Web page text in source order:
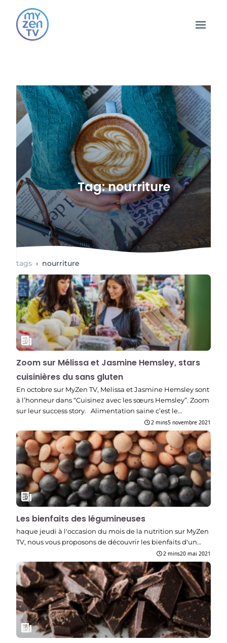
Open
Tag: nourriture
tags › nourriture
Zoom sur Mélissa et Jasmine Hemsley, stars
cuisinières du sans gluten
En octobre sur MyZen TV, Melissa et Jasmine Hemsley sont
à l’honneur dans “Cuisinez avec les sœurs Hemsley”. Zoom
sur leur success story. Alimentation saine c’est le…
2 mins5 novembre 2021
Les bienfaits des légumineuses
haque jeudi à l'occasion du mois de la nutrition sur MyZen
TV, nous vous proposons de découvrir les bienfaits d'un…
2 mins20 mai 2021